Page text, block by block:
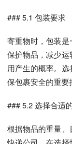
### 5.1 包装要求
寄重物时，包装
保护物品，减少
用产生的概率。
保包裹安全的重要
### 5.2 选择合适
根据物品的重量